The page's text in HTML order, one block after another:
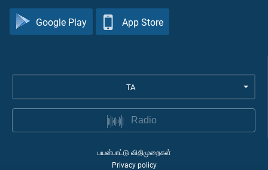
Google Play App Store
TA
Radio
பயன்பாட்டு விதிமுறைகள்
Privacy policy